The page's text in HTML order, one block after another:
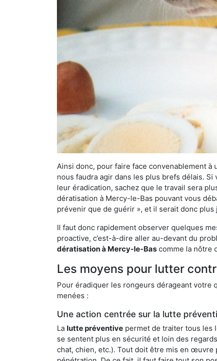
Ainsi donc, pour faire face convenablement
nous faudra agir dans les plus brefs délais.
leur éradication, sachez que le travail sera
dératisation à Mercy-le-Bas pouvant vous
prévenir que de guérir », et il serait donc
Il faut donc rapidement observer quelques
proactive, c’est-à-dire aller au-devant du
dératisation à Mercy-le-Bas comme la nôtre
Les moyens pour lutter
Pour éradiquer les rongeurs dérageant
menées :
Une action centrée sur la lutte
La lutte préventive permet de traiter tous les
se sentent plus en sécurité et loin des
chat, chien, etc.). Tout doit être mis en œuvre